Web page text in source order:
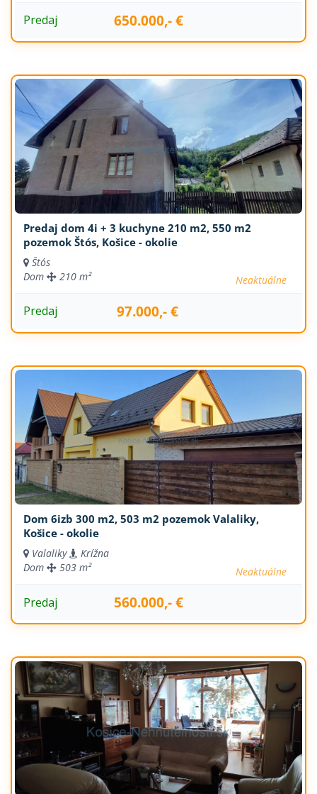
Predaj 650.000,- €
Predaj dom 4i + 3 kuchyne 210 m2, 550 m2
pozemok Štós, Košice - okolie
Štós
Dom
Neaktuálne
210 m²
Predaj 97.000,- €
Dom 6izb 300 m2, 503 m2 pozemok Valaliky,
Košice - okolie
Valaliky
Krížna
Dom
Neaktuálne
503 m²
Predaj 560.000,- €